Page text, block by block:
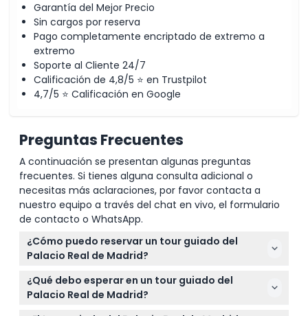
Garantía del Mejor Precio
Sin cargos por reserva
Pago completamente encriptado de extremo a
extremo
Soporte al Cliente 24/7
Calificación de 4,8/5 ⭐ en Trustpilot
4,7/5 ⭐ Calificación en Google
Preguntas Frecuentes
A continuación se presentan algunas preguntas
frecuentes. Si tienes alguna consulta adicional o
necesitas más aclaraciones, por favor contacta a
nuestro equipo a través del chat en vivo, el formulario
de contacto o WhatsApp.
¿Cómo puedo reservar un tour guiado del
Palacio Real de Madrid?
Puedes reservar tus entradas para el tour guiado en
línea aquí mismo en este sitio web para garantizar
¿Qué debo esperar en un tour guiado del
Palacio Real de Madrid?
Explorarás salas grandiosas y habitaciones reales